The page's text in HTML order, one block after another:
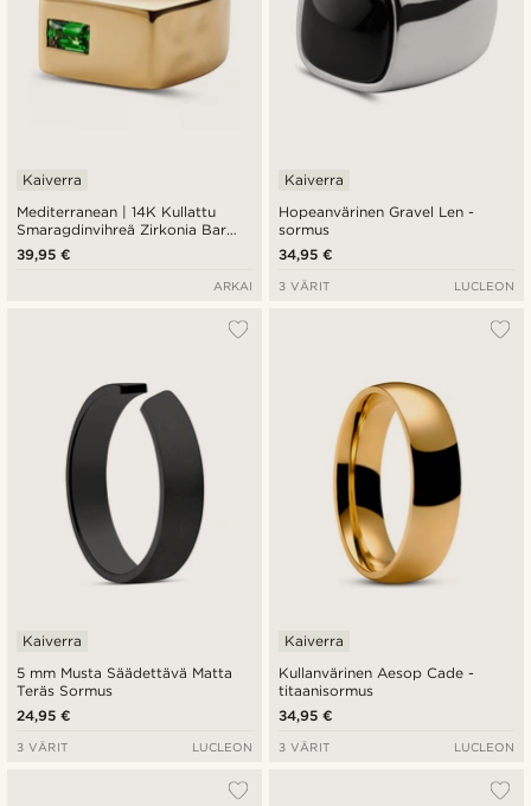
Mediterranean | 14K Kullattu
Smaragdinvihreä Zirkonia Bar
Sinettisormus
Kaiverra
39,95 €
ARKAI
Hopeanvärinen Gravel Len -
sormus
Kaiverra
34,95 €
3 VÄRIT LUCLEON
5 mm Musta Säädettävä Matta
Teräs Sormus
Kaiverra
24,95 €
3 VÄRIT LUCLEON
Kullanvärinen Aesop Cade -
titaanisormus
Kaiverra
34,95 €
3 VÄRIT LUCLEON